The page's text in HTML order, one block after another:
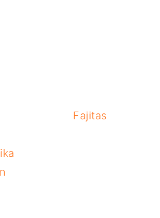
Fajitas